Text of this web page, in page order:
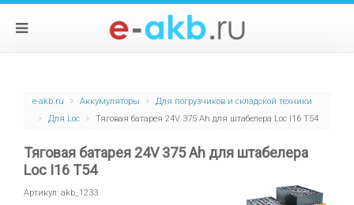
e-akb.ru Аккумуляторы
Для погрузчиков и складской техники
Для Loc
Тяговая батарея 24V 375 Ah для штабелера Loc I16 T54
Тяговая батарея 24V 375 Ah для штабелера
Loc I16 T54
Артикул: akb_1233